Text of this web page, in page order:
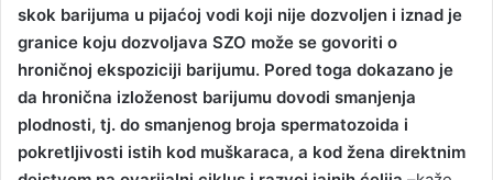
skok barijuma u pijaćoj vodi koji nije dozvoljen i iznad je
granice koju dozvoljava SZO može se govoriti o
hroničnoj ekspoziciji barijumu. Pored toga dokazano je
da hronična izloženost barijumu dovodi smanjenja
plodnosti, tj. do smanjenog broja spermatozoida i
pokretljivosti istih kod muškaraca, a kod žena direktnim